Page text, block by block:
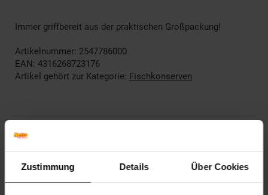
Zustimmung Details Über Cookies
Immer griffbereit aus der praktischen Großpackung!
Artikelnummer: 2547786000
EAN: 4316268723176
Artikel gehört zur Kategorie: Fischkonserven
Kennzeichnung
Bewertungen